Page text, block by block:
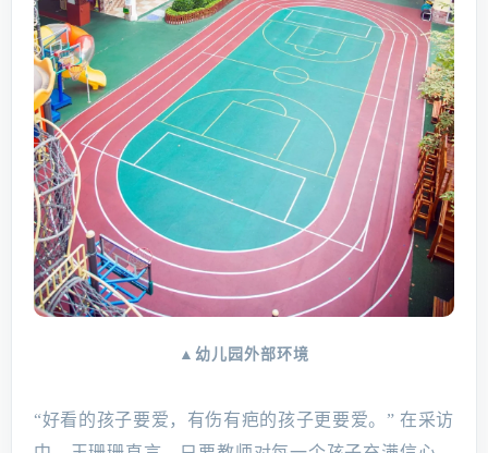
▲幼儿园外部环境
“好看的孩子要爱，有伤有疤的孩子更要爱。” 在采访